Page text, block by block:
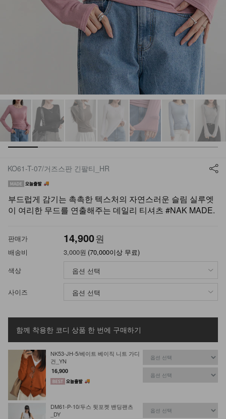
KO61-T-07/거즈스판 긴팔티_HR
부드럽게 감기는 촉촉한 텍스처의 자연스러운 슬림 실루엣
이 여리한 무드를 연출해주는 데일리 티셔츠 #NAK MADE.
판매가 14,900원
배송비 3,000원 (70,000이상 무료)
색상
사이즈
함께 착용한 코디 상품 한 번에 구매하기
NK53-JH-5/베이트 베이직 니트 가디
건_YN
16,900
DM61-P-10/두스 뒷포켓 밴딩팬츠
_DY